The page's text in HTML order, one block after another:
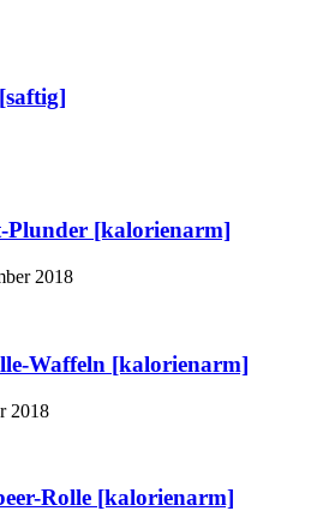
Plunder [kalorienarm]
2018
Waffeln [kalorienarm]
2018
Rolle [kalorienarm]